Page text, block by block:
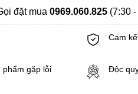
đặt mua 0969.060.825(7:30 -
Cam
phẩm gặp lỗi Độc